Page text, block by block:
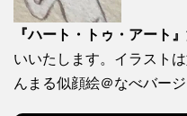
『ハート・トゥ・アート
いいたします。イラスト
んまる似顔絵＠なべバージ